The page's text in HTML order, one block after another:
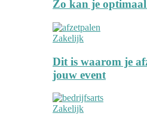
Zo kan je
Zakelijk
Dit is waarom je
jouw event
Zakelijk